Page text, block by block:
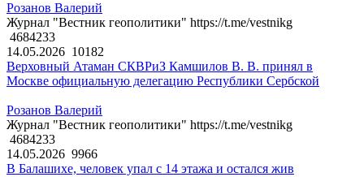
Розанов Валерий
Журнал "Вестник геополитики" https://t.me/vestnikg
4684233
14.05.2026 10182
Верховный Атаман СКВРиЗ Камшилов В. В. принял в
Москве официальную делегацию Республики Сербской
Розанов Валерий
Журнал "Вестник геополитики" https://t.me/vestnikg
4684233
14.05.2026 9966
В Балашихе, человек упал с 14 этажа и остался жив